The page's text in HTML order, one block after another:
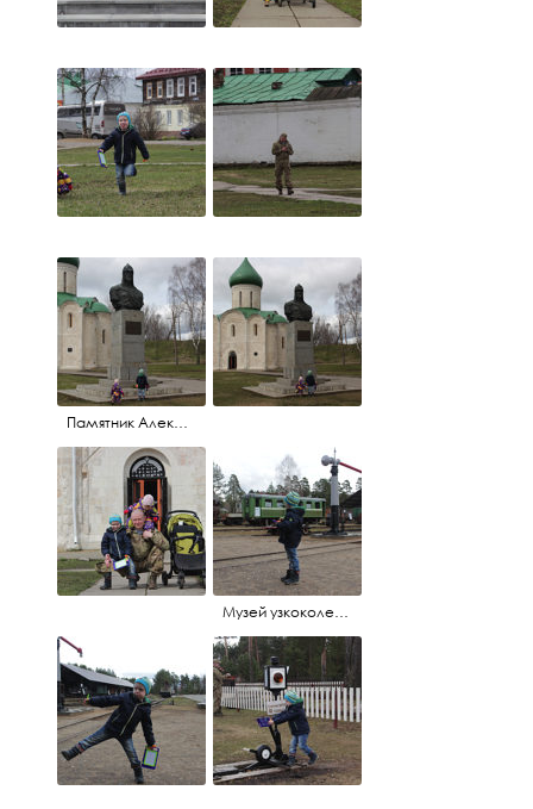
Памятник Александру Невскому
Музей узкоколейной жд